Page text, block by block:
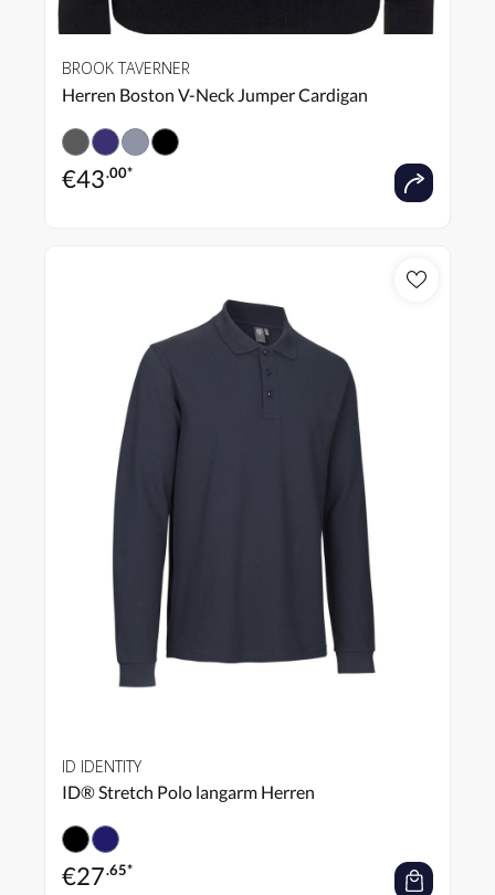
BROOK TAVERNER
Herren Boston V-Neck Jumper Cardigan
€43.00*
ID IDENTITY
ID® Stretch Polo langarm Herren
€27.65*